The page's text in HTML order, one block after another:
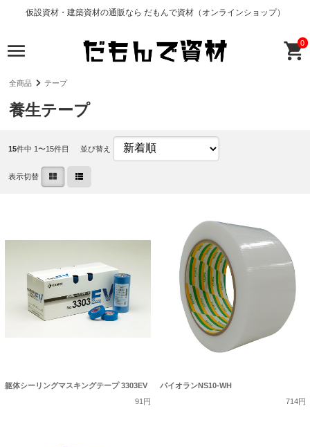
仮設資材・建築資材の通販なら だもんで資材（オンラインショップ）
0
全商品 テープ
養生テープ
15件中 1〜15件目 並び替え
表示切替
躯体シーリングマスキングテープ 3303EV
91円
パイオランNS10-WH
714円